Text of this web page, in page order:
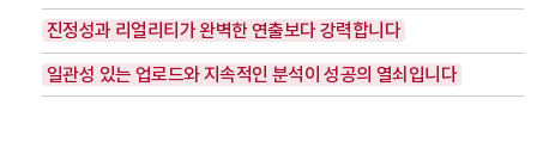
진정성과 리얼리티가 완벽한 연출보다 강력합니다
일관성 있는 업로드와 지속적인 분석이 성공의 열쇠입니다